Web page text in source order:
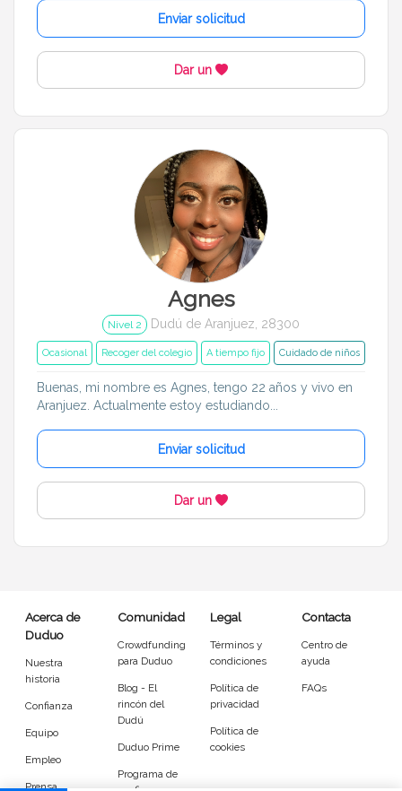
Enviar solicitud
Dar un
Agnes
Nivel 2 Dudú de Aranjuez, 28300
Ocasional Recoger del colegio A tiempo fijo Cuidado de niños
Buenas, mi nombre es Agnes, tengo 22 años y vivo en
Aranjuez. Actualmente estoy estudiando...
Enviar solicitud
Dar un
Acerca de
Duduo
Nuestra
historia
Confianza
Equipo
Empleo
Prensa
Comunidad
Crowdfunding
para Duduo
Blog - El
rincón del
Dudú
Duduo Prime
Programa de
Legal
Términos y
condiciones
Política de
privacidad
Política de
cookies
Contacta
Centro de
ayuda
FAQs